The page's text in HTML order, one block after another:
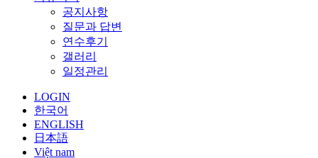
공지사항
질문과 답변
연수후기
갤러리
일정관리
LOGIN
한국어
ENGLISH
日本語
Việt nam